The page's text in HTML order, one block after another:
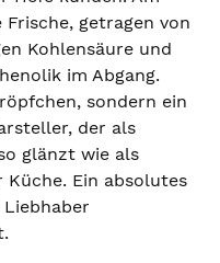
getragen von
Kohlensäure und
im Abgang.
sondern ein
der als
glänzt wie als
Ein absolutes